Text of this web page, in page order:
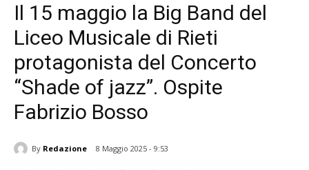
Il 15 maggio la Big Band del
Liceo Musicale di Rieti
protagonista del Concerto
“Shade of jazz”. Ospite
Fabrizio Bosso
By Redazione 8 Maggio 2025 - 9:53